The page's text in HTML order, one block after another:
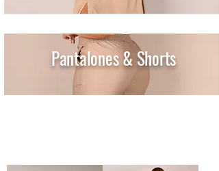
Pantalones & Shorts